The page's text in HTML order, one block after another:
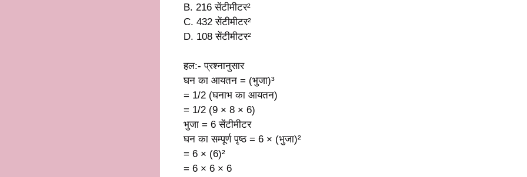
B. 216 सेंटीमीटर²
C. 432 सेंटीमीटर²
D. 108 सेंटीमीटर²
हल:- प्रश्नानुसार
घन का आयतन = (भुजा)³
= 1/2 (घनाभ का आयतन)
= 1/2 (9 × 8 × 6)
भुजा = 6 सेंटीमीटर
घन का सम्पूर्ण पृष्ठ = 6 × (भुजा)²
= 6 × (6)²
= 6 × 6 × 6